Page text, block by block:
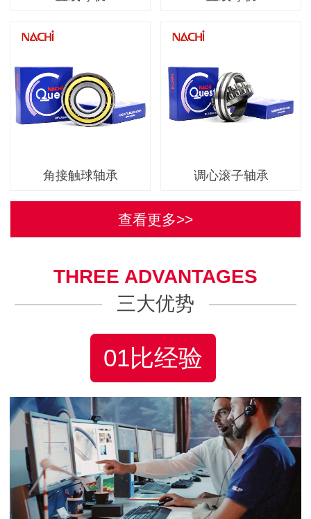
角接触球轴承 调心滚子轴承
查看更多>>
THREE ADVANTAGES
三大优势
01比经验